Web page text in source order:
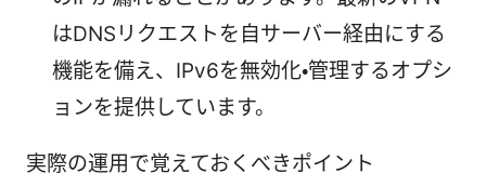
はDNSリクエストを自サーバー経由にする
機能を備え、IPv6を無効化・管理するオプシ
ョンを提供しています。
実際の運用で覚えておくべきポイント